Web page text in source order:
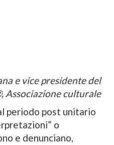
e vice presidente del
Associazione culturale
periodo post unitario
o
e denunciano,